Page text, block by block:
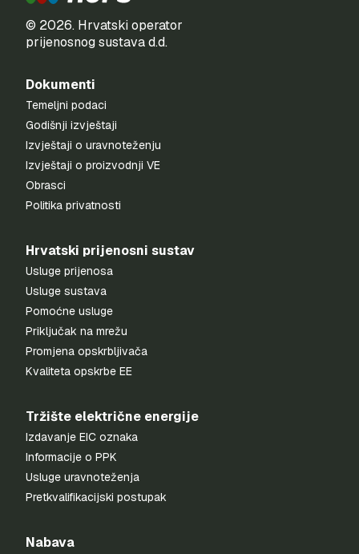
© 2026. Hrvatski operator
prijenosnog sustava d.d.
Dokumenti
Temeljni podaci
Godišnji izvještaji
Izvještaji o uravnoteženju
Izvještaji o proizvodnji VE
Obrasci
Politika privatnosti
Hrvatski prijenosni sustav
Usluge prijenosa
Usluge sustava
Pomoćne usluge
Priključak na mrežu
Promjena opskrbljivača
Kvaliteta opskrbe EE
Tržište električne energije
Izdavanje EIC oznaka
Informacije o PPK
Usluge uravnoteženja
Pretkvalifikacijski postupak
Nabava